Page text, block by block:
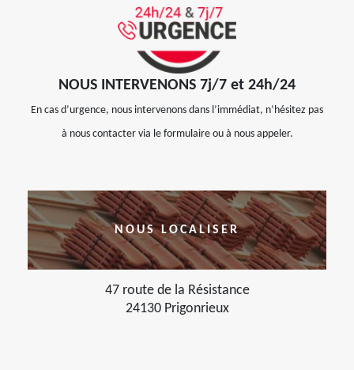
NOUS INTERVENONS 7j/7 et 24h/24
En cas d’urgence, nous intervenons dans l’immédiat, n’hésitez pas
à nous contacter via le formulaire ou à nous appeler.
NOUS LOCALISER
47 route de la Résistance
24130 Prigonrieux